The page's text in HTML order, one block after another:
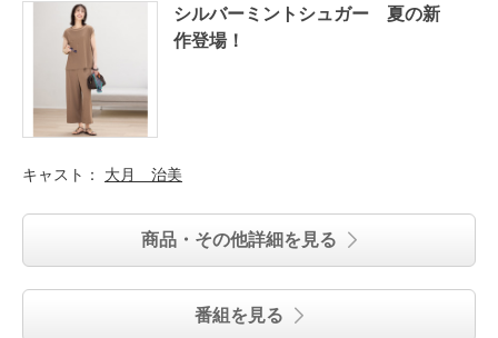
シルバーミントシュガー 夏の新
作登場！
キャスト： 大月 治美
商品・その他詳細を見る
番組を見る